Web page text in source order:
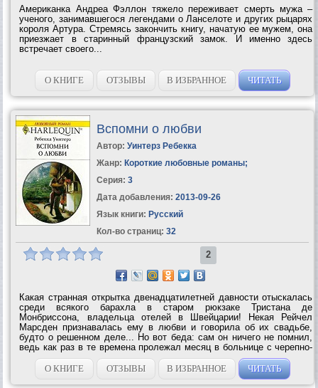
Американка Андреа Фэллон тяжело переживает смерть мужа –
ученого, занимавшегося легендами о Ланселоте и других рыцарях
короля Артура. Стремясь закончить книгу, начатую ее мужем, она
приезжает в старинный французский замок. И именно здесь
встречает своего...
О КНИГЕ ОТЗЫВЫ В ИЗБРАННОЕ ЧИТАТЬ
Вспомни о любви
Автор: Уинтерз Ребекка
Жанр: Короткие любовные романы;
Серия: 3
Дата добавления: 2013-09-26
Язык книги: Русский
Кол-во страниц: 32
2
Какая странная открытка двенадцатилетней давности отыскалась
среди всякого барахла в старом рюкзаке Тристана де
Монбриссона, владельца отелей в Швейцарии! Некая Рейчел
Марсден признавалась ему в любви и говорила об их свадьбе,
будто о решенном деле... Но вот беда: сам он ничего не помнил,
ведь как раз в те времена пролежал месяц в больнице с черепно-
мозговой...
О КНИГЕ
ОТЗЫВЫ В ИЗБРАННОЕ ЧИТАТЬ